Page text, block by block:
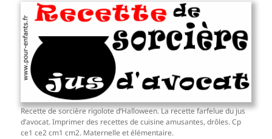
Recette de sorcière rigolote d’Halloween. La recette farfelue du jus
d’avocat. Imprimer des recettes de cuisine amusantes, drôles. Cp
ce1 ce2 cm1 cm2. Maternelle et élémentaire.